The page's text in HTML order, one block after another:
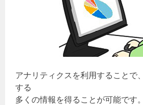
アナリティクスを利用することで
する
多くの情報を得ることが可能です。